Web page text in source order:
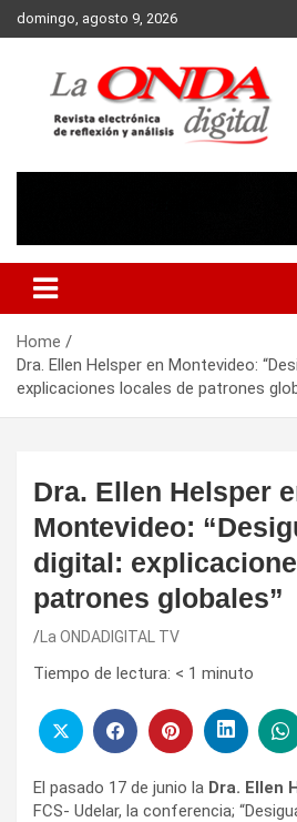
Skip
to
domingo, agosto 9, 2026
Home
Dra. Ellen Helsper en Montevideo:
explicaciones locales de patrones
Dra. Ellen Helsper
Montevideo:
digital:
patrones globales”
La ONDADIGITAL TV
Tiempo de lectura: < 1 minuto
El pasado 17 de junio la Dra. Ellen
FCS- Udelar, la conferencia;